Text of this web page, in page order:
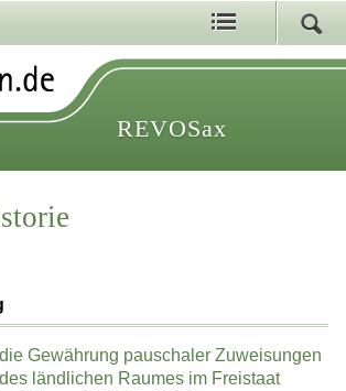
REVOSax
Gewährung pauschaler Zuweisungen
ländlichen Raumes im Freistaat